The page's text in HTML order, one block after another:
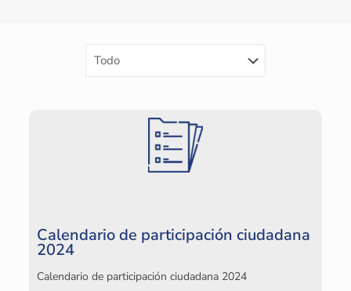
Calendario de participación ciudadana
2024
Calendario de participación ciudadana 2024